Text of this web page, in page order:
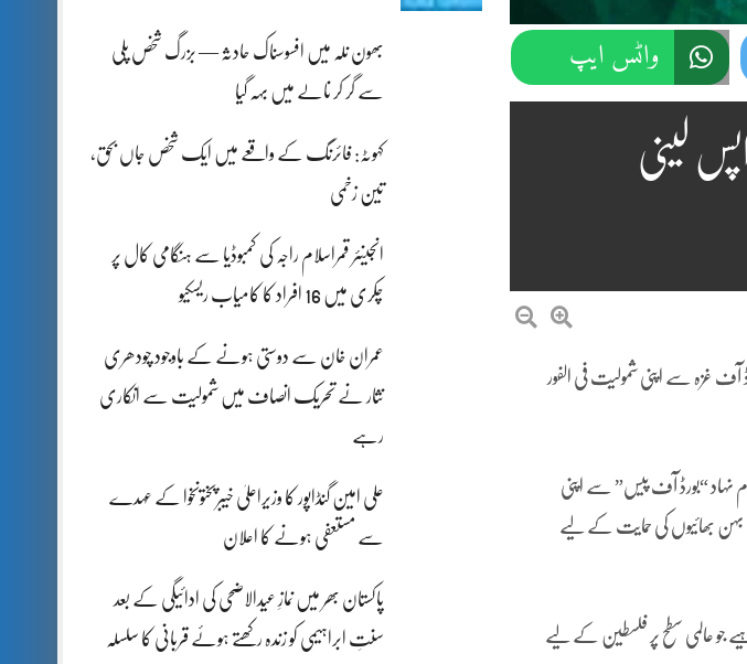
بھون نلہ میں افسوسناک حادثہ — بزرگ شخص پلی
سے گر کر نالے میں بہہ گیا
کہوٹہ: فائرنگ کے واقعے میں ایک شخص جاں بحق،
تین زخمی
انجینئر قمراسلام راجہ کی کمبوڈیا سے ہنگامی کال پر
چکری میں 16 افراد کا کامیاب ریسکیو
عمران خان سے دوستی ہونے کے باوجود چودھری
نثار نے تحریک انصاف میں شمولیت سے انکاری
رہے
علی امین گنڈاپور کا وزیراعلیٰ خیبرپختونخوا کے عہدے
سے مستعفی ہونے کا اعلان
پاکستان بھر میں نمازِ عیدالاضحی کی ادائیگی کے بعد
سنتِ ابراہیمی کو زندہ رکھتے ہوئے قربانی کا سلسلہ
واٹس ایپ
لینی
آف غزہ سے اپنی شمولیت فی الفور
نہاد “بورڈ آف پیس” سے اپنی
بہن بھائیوں کی حمایت کے لیے
جو عالمی سطح پر فلسطین کے لیے